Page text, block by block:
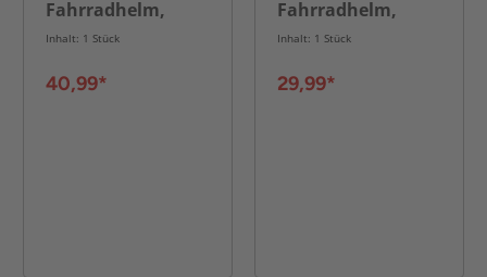
Fahrradhelm,
Größe: 52-59 cm,
Inhalt: 1 Stück
40,99*
Fahrradhelm,
Inmold, Größe: 58-
mit Reflexstreifen
Inhalt: 1 Stück
29,99*